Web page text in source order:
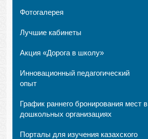
Фотогалерея
Лучшие кабинеты
Акция «Дорога в школу»
Инновационный педагогический
опыт
График раннего бронирования мест в
дошкольных организациях
Порталы для изучения казахского